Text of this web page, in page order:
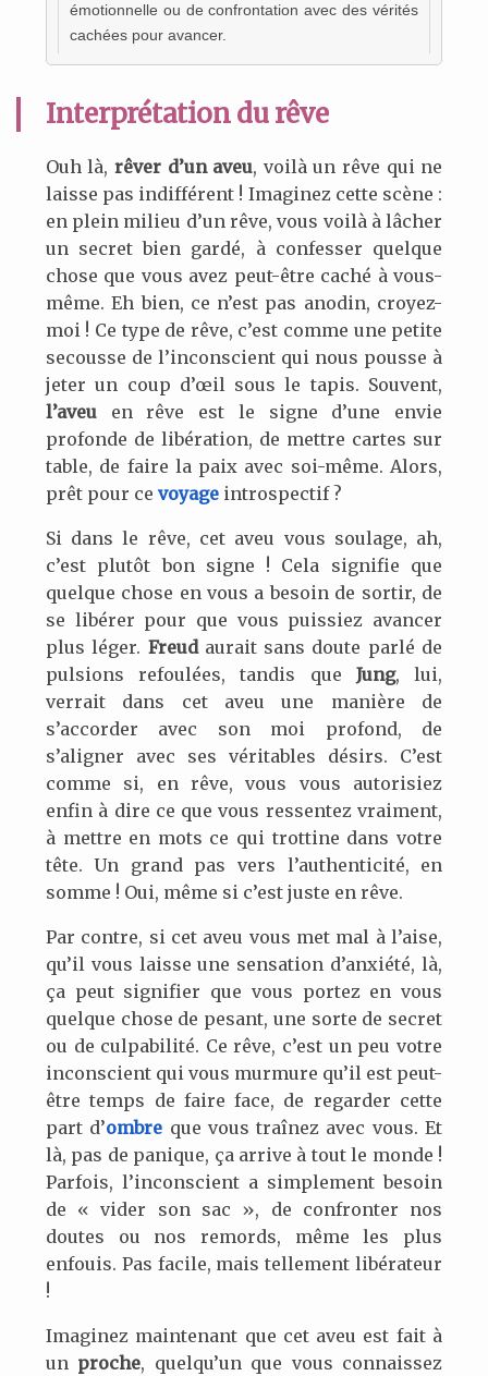
émotionnelle ou de confrontation avec des vérités
cachées pour avancer.
Interprétation du rêve
Ouh là,rêver d’un aveu, voilà un rêve qui ne
laisse pas indifférent ! Imaginez cette scène :
en plein milieu d’un rêve, vous voilà à lâcher
un secret bien gardé, à confesser quelque
chose que vous avez peut-être caché à vous-
même. Eh bien, ce n’est pas anodin, croyez-
moi ! Ce type de rêve, c’est comme une petite
secousse de l’inconscient qui nous pousse à
jeter un coup d’œil sous le tapis. Souvent,
l’aveuen rêve est le signe d’une envie
profonde de libération, de mettre cartes sur
table, de faire la paix avec soi-même. Alors,
prêt pour ce voyageintrospectif ?
Si dans le rêve, cet aveu vous soulage, ah,
c’est plutôt bon signe ! Cela signifie que
quelque chose en vous a besoin de sortir, de
se libérer pour que vous puissiez avancer
plus léger. Freudaurait sans doute parlé de
pulsions refoulées, tandis que Jung, lui,
verrait dans cet aveu une manière de
s’accorder avec son moi profond, de
s’aligner avec ses véritables désirs. C’est
comme si, en rêve, vous vous autorisiez
enfin à dire ce que vous ressentez vraiment,
à mettre en mots ce qui trottine dans votre
tête. Un grand pas vers l’authenticité, en
somme ! Oui, même si c’est juste en rêve.
Par contre, si cet aveu vous met mal à l’aise,
qu’il vous laisse une sensation d’anxiété, là,
ça peut signifier que vous portez en vous
quelque chose de pesant, une sorte de secret
ou de culpabilité. Ce rêve, c’est un peu votre
inconscient qui vous murmure qu’il est peut-
être temps de faire face, de regarder cette
part d’ombre que vous traînez avec vous. Et
là, pas de panique, ça arrive à tout le monde !
Parfois, l’inconscient a simplement besoin
de « vider son sac », de confronter nos
doutes ou nos remords, même les plus
enfouis. Pas facile, mais tellement libérateur
!
Imaginez maintenant que cet aveu est fait à
un proche, quelqu’un que vous connaissez